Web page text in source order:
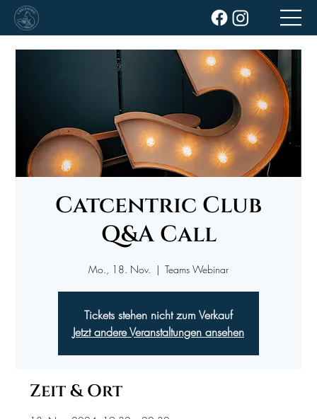
Catcentric Club
Q&A Call
Mo., 18. Nov.
  |
Teams Webinar
Tickets stehen nicht zum Verkauf
Jetzt andere Veranstaltungen ansehen
Zeit & Ort